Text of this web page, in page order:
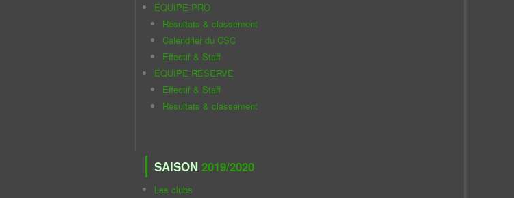
ÉQUIPE PRO
Résultats & classement
Calendrier du CSC
Effectif & Staff
ÉQUIPE RÉSERVE
Effectif & Staff
Résultats & classement
SAISON 2019/2020
Les clubs